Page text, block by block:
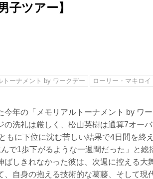
子ツアー】
トーナメント by ワークデー ローリー・マキロイ
今年の「メモリアルトーナメント by ワ
の洗礼は厳しく、松山英樹は通算7オー
もに下位に沈む苦しい結果で4日間を終
で1歩下がるような一週間だった」と総
ばしきれなかった彼は、次週に控える大
、自身の抱える技術的な葛藤、そして現